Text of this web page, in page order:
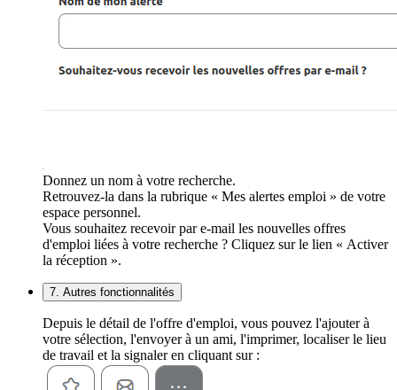
Donnez un nom à votre recherche.
Retrouvez-la dans la rubrique « Mes alertes emploi » de votre
espace personnel.
Vous souhaitez recevoir par e-mail les nouvelles offres
d'emploi liées à votre recherche ? Cliquez sur le lien « Activer
la réception ».
7. Autres fonctionnalités
Depuis le détail de l'offre d'emploi, vous pouvez l'ajouter à
votre sélection, l'envoyer à un ami, l'imprimer, localiser le lieu
de travail et la signaler en cliquant sur :